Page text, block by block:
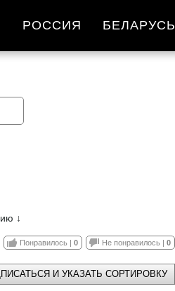
РОССИЯ БЕЛАРУСЬ
↓
Понравилось | 0 Не понравилось | 0
И УКАЗАТЬ СОРТИРОВКУ